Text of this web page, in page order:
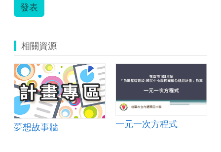
發表
相關資源
夢想故事牆 一元一次方程式